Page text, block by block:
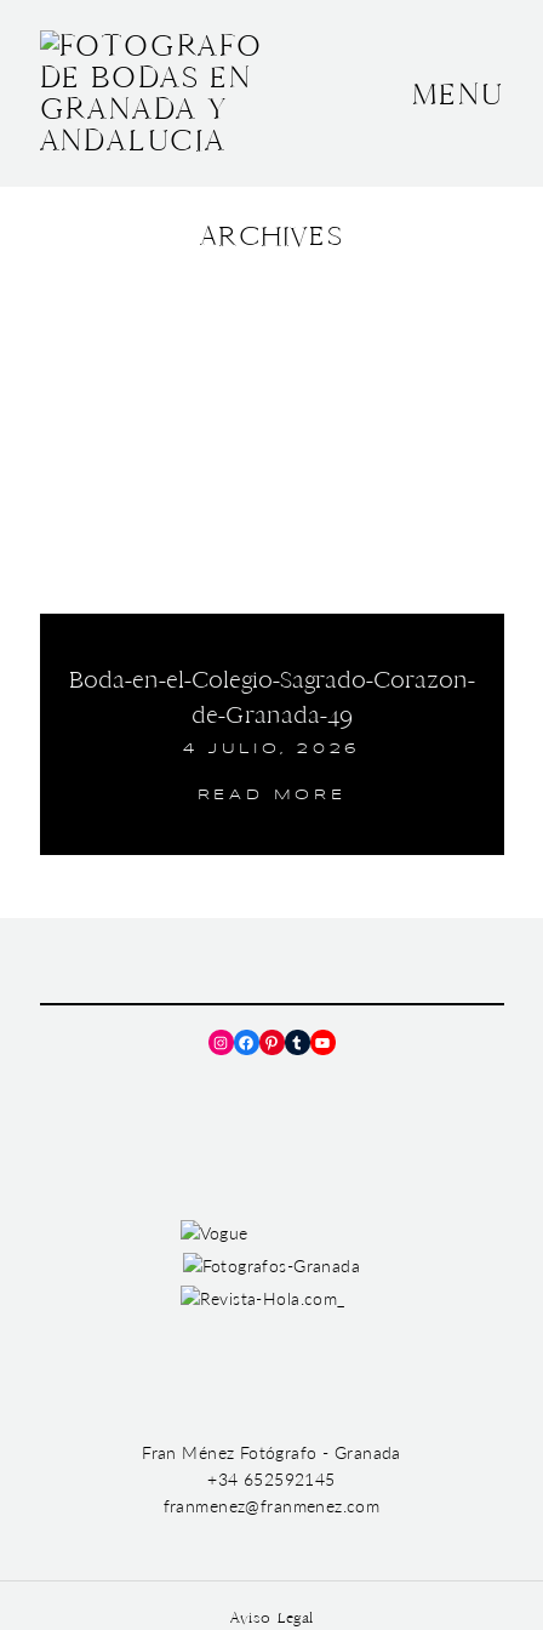
MENU
ARCHIVES
Boda-en-el-Colegio-Sagrado-Corazon-
de-Granada-49
4 JULIO, 2026
READ MORE
BODAS
Instagram
Facebook
Pinterest
TumblrYouTube
Fran Ménez Fotógrafo - Granada
+34 652592145
franmenez@franmenez.com
Aviso Legal